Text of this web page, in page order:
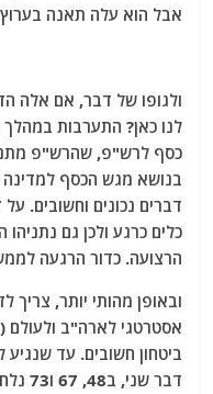
אבל הוא עלה תאנה
ולגופו של דבר, אם אלה
לנו כאן? התערבות
כסף לרש"פ, שהרש"פ
בנושא מגש הכסף למדינה
דברים נכונים וחשובים.
כלים כרגע ולכן גם
הרצועה. כדור הרגעה
ובאופן מהותי יותר, צריך
אסטרטגי לארה"ב ולעולם
ביטחון חשובים. עד
דבר